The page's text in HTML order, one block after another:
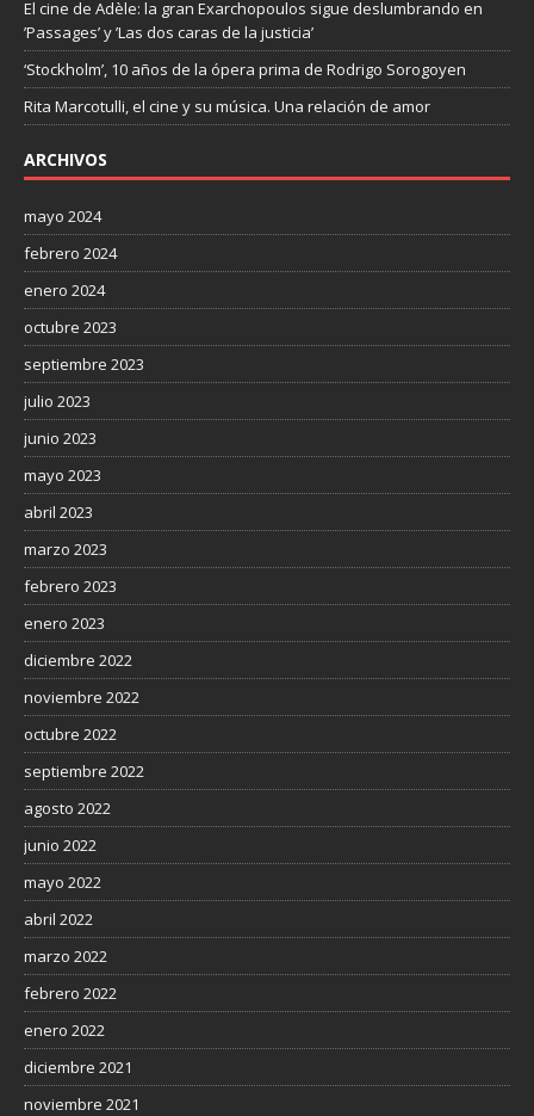
El cine de Adèle: la gran Exarchopoulos sigue deslumbrando en
’Passages’ y ’Las dos caras de la justicia’
‘Stockholm’, 10 años de la ópera prima de Rodrigo Sorogoyen
Rita Marcotulli, el cine y su música. Una relación de amor
ARCHIVOS
mayo 2024
febrero 2024
enero 2024
octubre 2023
septiembre 2023
julio 2023
junio 2023
mayo 2023
abril 2023
marzo 2023
febrero 2023
enero 2023
diciembre 2022
noviembre 2022
octubre 2022
septiembre 2022
agosto 2022
junio 2022
mayo 2022
abril 2022
marzo 2022
febrero 2022
enero 2022
diciembre 2021
noviembre 2021